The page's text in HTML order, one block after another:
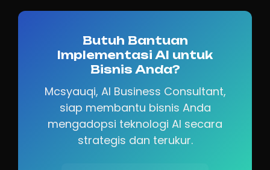
Butuh Bantuan
Implementasi AI untuk
Bisnis Anda?
Mcsyauqi, AI Business Consultant,
siap membantu bisnis Anda
mengadopsi teknologi AI secara
strategis dan terukur.